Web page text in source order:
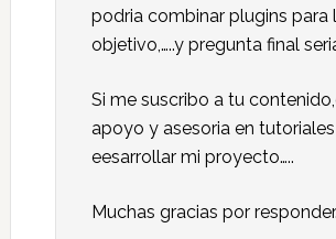
podria combinar plugins para
objetivo,…..y pregunta final
Si me suscribo a tu
apoyo y asesoria en
eesarrollar mi proyecto…..
Muchas gracias por